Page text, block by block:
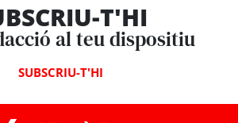
T'HI
al teu dispositiu
SUBSCRIU-T'HI